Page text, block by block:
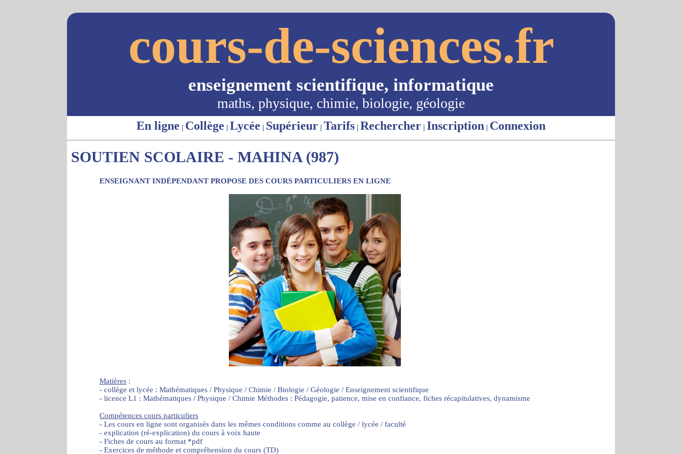
cours-de-sciences.fr
enseignement scientifique, informatique
maths, physique, chimie, biologie, géologie
En ligne | Collège | Lycée | Supérieur | Tarifs | Rechercher | Inscription | Connexion
SOUTIEN SCOLAIRE - MAHINA (987)
ENSEIGNANT INDÉPENDANT PROPOSE DES COURS PARTICULIERS EN LIGNE
Matières :
- collège et lycée : Mathématiques / Physique / Chimie / Biologie / Géologie / Enseignement scientifique
- licence L1 : Mathématiques / Physique / Chimie Méthodes : Pédagogie, patience, mise en confiance, fiches récapitulatives, dynamisme
Compétences cours particuliers
- Les cours en ligne sont organisés dans les mêmes conditions comme au collège / lycée / faculté
- explication (ré-explication) du cours à voix haute
- Fiches de cours au format *pdf
- Exercices de méthode et compréhension du cours (TD)